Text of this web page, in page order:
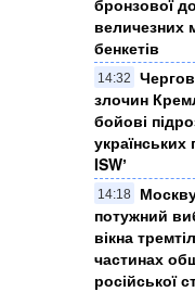
величезних
бенкетів
14:32
злочин
бойові
ISWʼ
14:18
потужний
вікна
частинах
російської